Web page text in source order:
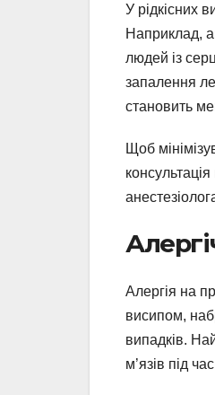
У рідкісних
Наприклад,
людей із
запалення
становить
Щоб
Алергія на
висипом,
випадків.
м’язів під